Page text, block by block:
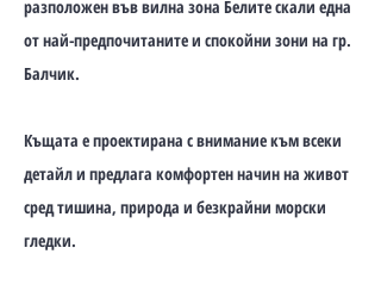
разположен във вилна зона Белите скали една
от най-предпочитаните и спокойни зони на гр.
Балчик.
Къщата е проектирана с внимание към всеки
детайл и предлага комфортен начин на живот
сред тишина, природа и безкрайни морски
гледки.